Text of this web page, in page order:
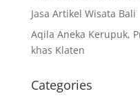
Jasa Artikel Wisata Bali
Aqila Aneka Kerupuk,
khas Klaten
Categories